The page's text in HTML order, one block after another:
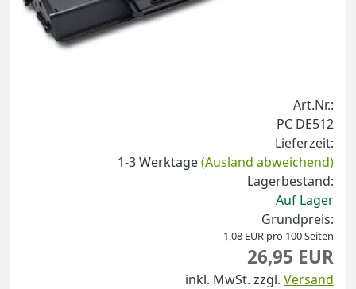
Art.Nr.:
PC DE512
Lieferzeit:
1-3 Werktage(Ausland abweichend)
Lagerbestand:
Auf Lager
Grundpreis:
1,08 EUR pro 100 Seiten
26,95 EUR
inkl. MwSt. zzgl. Versand